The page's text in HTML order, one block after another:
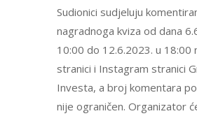
Sudionici sudjeluju
nagradnoga kviza od dana
10:00 do 12.6.2023. u 18:00
stranici i Instagram stranici
Investa, a broj komentara
nije ograničen. Organizator